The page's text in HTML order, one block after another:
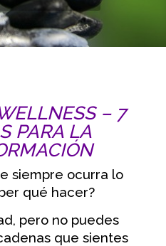
– 7
PARA LA
siempre ocurra lo
qué hacer?
pero no puedes
que sientes